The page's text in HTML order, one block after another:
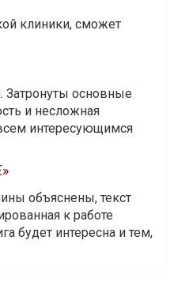
клиники, сможет
Затронуты основные
и несложная
интересующимся
объяснены, текст
к работе
будет интересна и тем,